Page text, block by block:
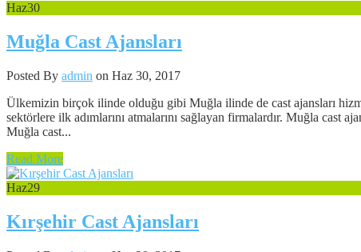
Haz30
Muğla Cast Ajansları
Posted By admin on Haz 30, 2017
Ülkemizin birçok ilinde olduğu gibi Muğla ilinde de cast ajansları
sektörlere ilk adımlarını atmalarını sağlayan firmalardır. Muğla cast
Muğla cast...
Read More
Haz29
Kırşehir Cast Ajansları